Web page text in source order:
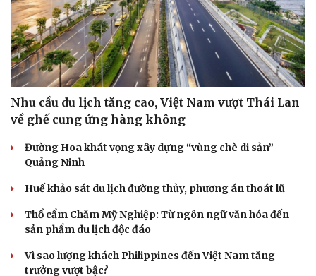
Nhu cầu du lịch tăng cao, Việt Nam vượt Thái Lan
về ghế cung ứng hàng không
Đường Hoa khát vọng xây dựng “vùng chè di sản”
Quảng Ninh
Huế khảo sát du lịch đường thủy, phương án thoát lũ
Thổ cẩm Chăm Mỹ Nghiệp: Từ ngôn ngữ văn hóa đến
sản phẩm du lịch độc đáo
Vì sao lượng khách Philippines đến Việt Nam tăng
trưởng vượt bậc?